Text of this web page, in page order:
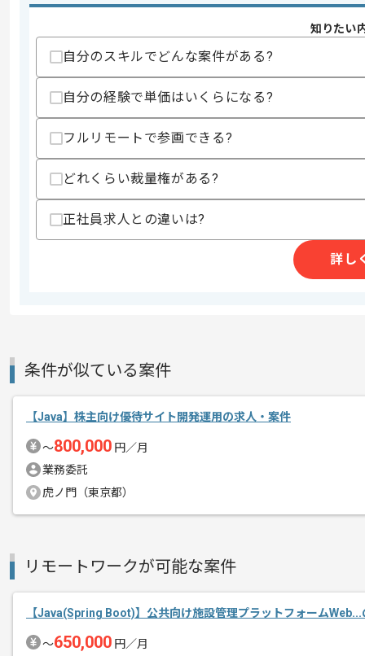
求めるスキル
・設計書作成経験
・MySQL使用経験
歓迎スキル
スキルに不安がある方へ
上記に似た経験やスキルをお持ちであれば申
140時間〜180時間
その他募集要項
募集人数
エージェントからのコ
メント
チームでの開発が得意な方にマッチしま
基本的にはフルリモートでの作業を見
知りたい
自分のスキルでどんな案件がある?
自分の経験で単価はいくらになる?
フルリモートで参画できる?
どれくらい裁量権がある?
正社員求人との違いは?
詳し
条件が似ている案件
【Java】株主向け優待サイト開発運用の求人・案件
〜800,000 円／月
業務委託
虎ノ門（東京都）
リモートワークが可能な案件
【Java(Spring Boot)】公共向け施設管理プラットフォーム
〜650,000 円／月